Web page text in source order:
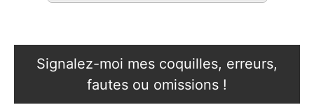
Signalez-moi mes coquilles, erreurs,
fautes ou omissions !